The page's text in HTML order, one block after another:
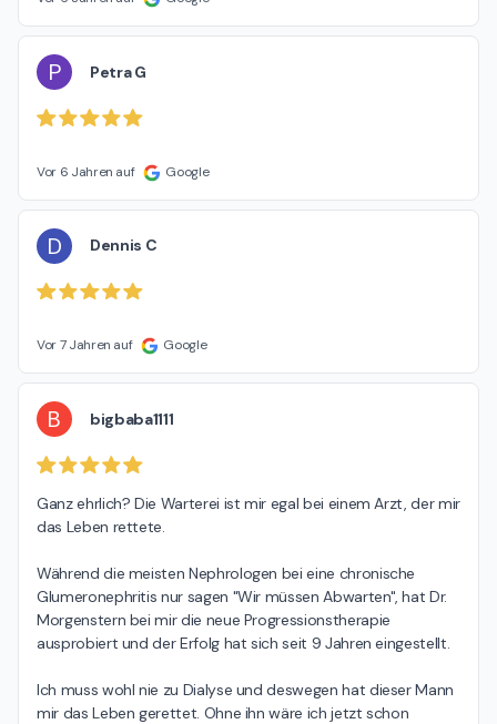
P Petra G
Vor 6 Jahren auf Google
D Dennis C
Vor 7 Jahren auf Google
B bigbaba1111
Ganz ehrlich? Die Warterei ist mir egal bei einem Arzt, der mir
das Leben rettete.
Während die meisten Nephrologen bei eine chronische
Glumeronephritis nur sagen "Wir müssen Abwarten", hat Dr.
Morgenstern bei mir die neue Progressionstherapie
ausprobiert und der Erfolg hat sich seit 9 Jahren eingestellt.
Ich muss wohl nie zu Dialyse und deswegen hat dieser Mann
mir das Leben gerettet. Ohne ihn wäre ich jetzt schon